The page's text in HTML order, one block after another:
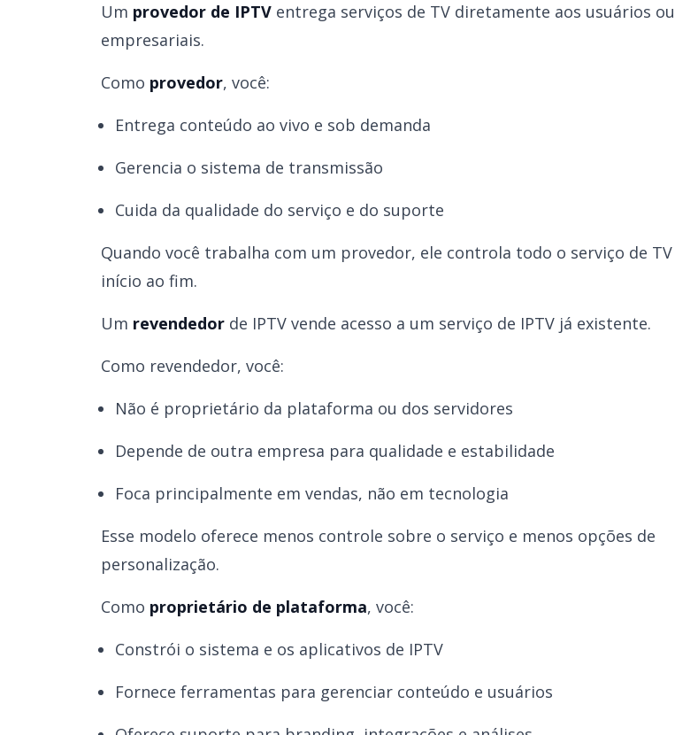
Um provedor de IPTV entrega serviços de TV diretamente aos usuários
empresariais.
Como provedor, você:
Entrega conteúdo ao vivo e sob demanda
Gerencia o sistema de transmissão
Cuida da qualidade do serviço e do suporte
Quando você trabalha com um provedor, ele controla todo o serviço de
início ao fim.
Um revendedor de IPTV vende acesso a um serviço de IPTV já existente.
Como revendedor, você:
Não é proprietário da plataforma ou dos servidores
Depende de outra empresa para qualidade e estabilidade
Foca principalmente em vendas, não em tecnologia
Esse modelo oferece menos controle sobre o serviço e menos opções de
personalização.
Como proprietário de plataforma, você:
Constrói o sistema e os aplicativos de IPTV
Fornece ferramentas para gerenciar conteúdo e usuários